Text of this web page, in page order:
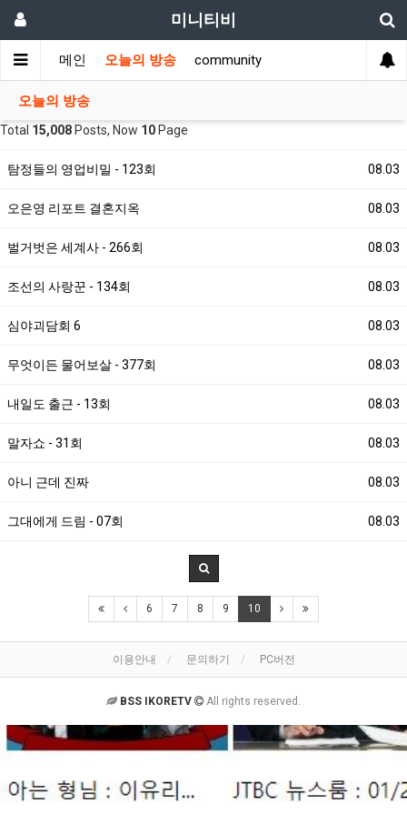
미니티비
메인 오늘의 방송 community
오늘의 방송
Total 15,008 Posts, Now 10 Page
08.03
탐정들의 영업비밀 - 123회
08.03
오은영 리포트 결혼지옥
08.03
벌거벗은 세계사 - 266회
08.03
조선의 사랑꾼 - 134회
08.03
심야괴담회 6
08.03
무엇이든 물어보살 - 377회
08.03
내일도 출근 - 13회
08.03
말자쇼 - 31회
08.03
아니 근데 진짜
08.03
그대에게 드림 - 07회
6 7 8 9 10
이용안내 문의하기 PC버전
BSS IKORETV All rights reserved.